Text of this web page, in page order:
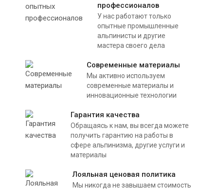
профессионалов
У нас работают только
опытные промышленные
альпинисты и другие
мастера своего дела
Современные материалы
Мы активно используем
современные материалы и
инновационные технологии
Гарантия качества
Обращаясь к нам, вы всегда можете
получить гарантию на работы в
сфере альпинизма, другие услуги и
материалы
Лояльная ценовая политика
Мы никогда не завышаем стоимость